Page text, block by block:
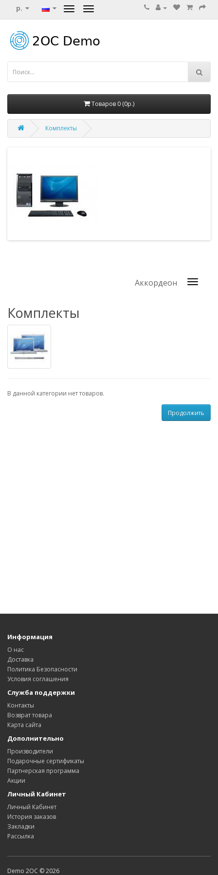
р.
Товаров 0 (0р.)
Комплекты
Аккордеон
Комплекты
В данной категории нет товаров.
Продолжить
Информация
О нас
Доставка
Политика Безопасности
Условия соглашения
Служба поддержки
Контакты
Возврат товара
Карта сайта
Дополнительно
Производители
Подарочные сертификаты
Партнерская программа
Акции
Личный Кабинет
Личный Кабинет
История заказов
Закладки
Рассылка
Demo 2OC © 2026